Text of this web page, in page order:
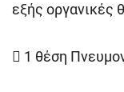
εξής οργανικές
 1 θέση